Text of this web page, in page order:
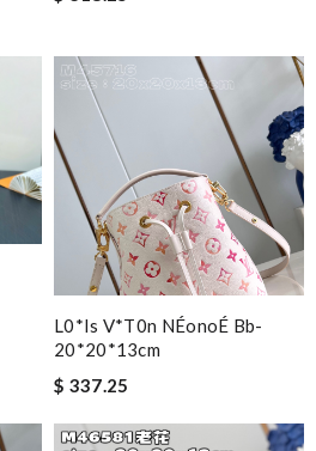
L0*is V*t0n NÉonoÉ Bb-
20*20*13cm
$ 337.25